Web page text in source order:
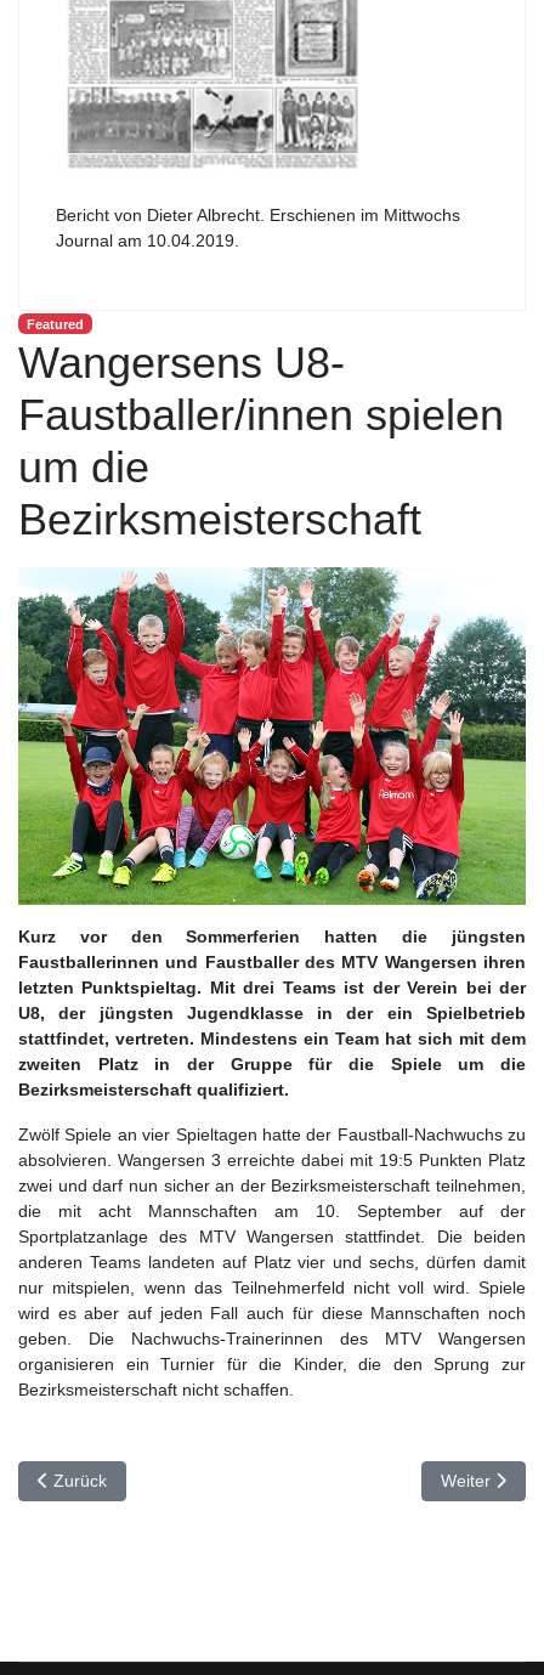
Bericht von Dieter Albrecht. Erschienen im Mittwochs
Journal am 10.04.2019.
Featured
Wangersens U8-
Faustballer/innen spielen
um die
Bezirksmeisterschaft
Kurz vor den Sommerferien hatten die jüngsten
Faustballerinnen und Faustballer des MTV Wangersen ihren
letzten Punktspieltag. Mit drei Teams ist der Verein bei der
U8, der jüngsten Jugendklasse in der ein Spielbetrieb
stattfindet, vertreten. Mindestens ein Team hat sich mit dem
zweiten Platz in der Gruppe für die Spiele um die
Bezirksmeisterschaft qualifiziert.
Zwölf Spiele an vier Spieltagen hatte der Faustball-Nachwuchs zu
absolvieren. Wangersen 3 erreichte dabei mit 19:5 Punkten Platz
zwei und darf nun sicher an der Bezirksmeisterschaft teilnehmen,
die mit acht Mannschaften am 10. September auf der
Sportplatzanlage des MTV Wangersen stattfindet. Die beiden
anderen Teams landeten auf Platz vier und sechs, dürfen damit
nur mitspielen, wenn das Teilnehmerfeld nicht voll wird. Spiele
wird es aber auf jeden Fall auch für diese Mannschaften noch
geben. Die Nachwuchs-Trainerinnen des MTV Wangersen
organisieren ein Turnier für die Kinder, die den Sprung zur
Bezirksmeisterschaft nicht schaffen.
Vorheriger Beitrag: Unsere Nationalspieler
Zurück Nächster
Weiter